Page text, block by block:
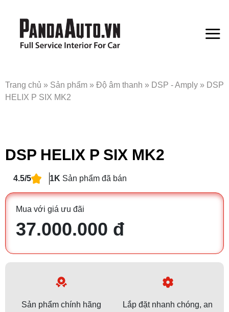
Trang chủ » Sản phẩm » Độ âm thanh » DSP - Amply » DSP
HELIX P SIX MK2
DSP HELIX P SIX MK2
4.5/5 1K Sản phẩm đã bán
Mua với giá ưu đãi
37.000.000 đ
Sản phẩm chính hãng
Lắp đặt nhanh chóng, an